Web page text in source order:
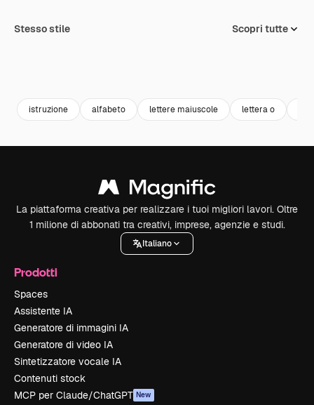
Stesso stile Scopri tutte
istruzione alfabeto lettere maiuscole lettera o
La piattaforma creativa per realizzare i tuoi migliori lavori. Oltre
1 milione di abbonati tra creativi, imprese, agenzie e studi.
Italiano
Prodotti
Spaces
Assistente IA
Generatore di immagini IA
Generatore di video IA
Sintetizzatore vocale IA
Contenuti stock
MCP per Claude/ChatGPT New